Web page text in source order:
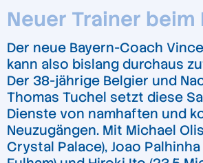
Neuer Trainer beim
Der neue Bayern-Coach
kann also bislang durchaus
Der 38-jährige Belgier und
Thomas Tuchel setzt diese
Dienste von namhaften und
Neuzugängen. Mit Michael
Crystal Palace), Joao Palhinha